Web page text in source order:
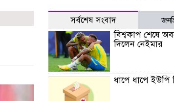
সর্বশেষ সংবাদ
বিশ্বকাপ শেষে
দিলেন নেইমার
ধাপে ধাপে ইউপি